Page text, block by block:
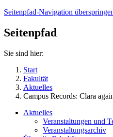
Seitenpfad-Navigation
Seitenpfad
Sie sind hier:
Start
Fakultät
Aktuelles
Campus Records: Clara
Aktuelles
Veranstaltungen und
Veranstaltungsarchiv